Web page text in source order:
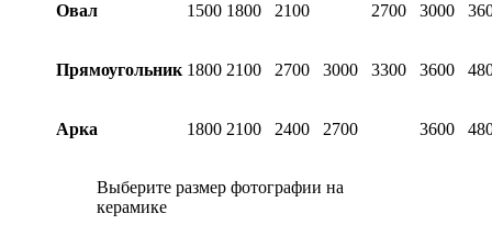
Овал 1500 1800 2100 2700 3000
Прямоугольник 1800 2100 2700 3000 3300 3600
Арка 1800 2100 2400 2700 3600
Выберите размер фотографии на
керамике